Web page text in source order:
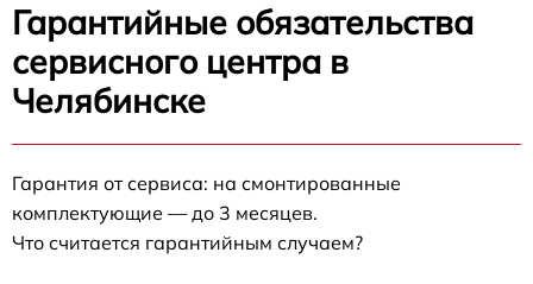
Гарантийные обязательства
сервисного центра в
Челябинске
Гарантия от сервиса: на смонтированные
комплектующие — до 3 месяцев.
Что считается гарантийным случаем?